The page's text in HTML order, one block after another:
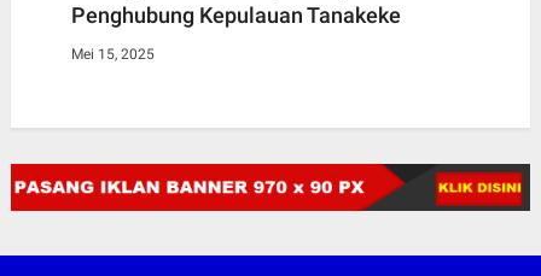
Penghubung Kepulauan Tanakeke
Mei 15, 2025